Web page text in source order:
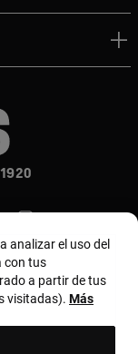
1920
Peso
analizar el uso del
con tus
a partir de tus
visitadas). Más